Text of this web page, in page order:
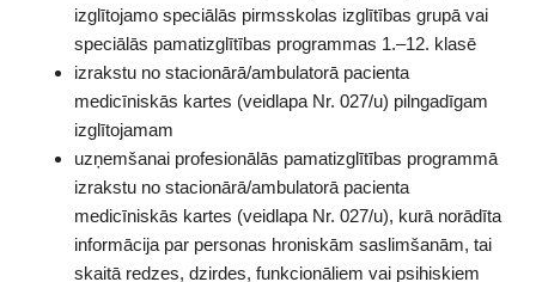
izglītojamo speciālās pirmsskolas izglītības grupā vai
speciālās pamatizglītības programmas 1.–12. klasē
izrakstu no stacionārā/ambulatorā pacienta
medicīniskās kartes (veidlapa Nr. 027/u) pilngadīgam
izglītojamam
uzņemšanai profesionālās pamatizglītības programmā
izrakstu no stacionārā/ambulatorā pacienta
medicīniskās kartes (veidlapa Nr. 027/u), kurā norādīta
informācija par personas hroniskām saslimšanām, tai
skaitā redzes, dzirdes, funkcionāliem vai psihiskiem